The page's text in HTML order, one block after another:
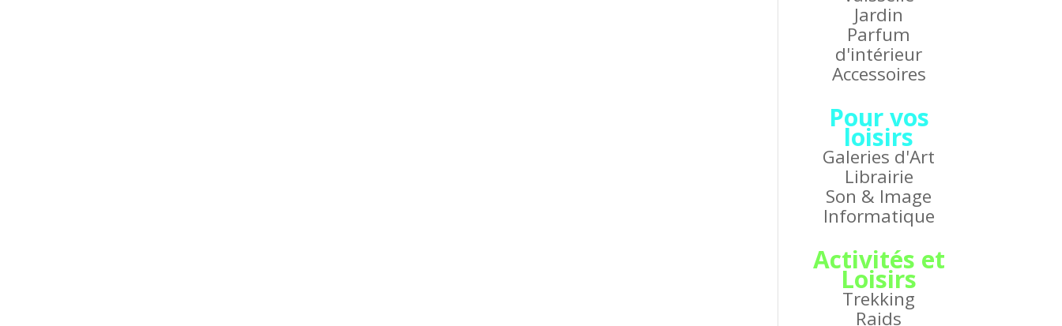
Jardin
Parfum
d'intérieur
Accessoires
Pour vos
loisirs
Galeries d'Art
Librairie
Son & Image
Informatique
Activités et
Loisirs
Trekking
Raids